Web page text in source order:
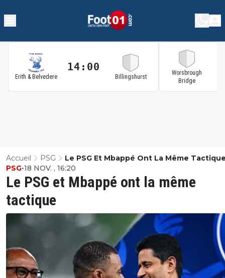
Erith & Belvedere
14:00
Billingshurst
Worsbrough
Bridge
Accueil PSG Le PSG Et Mbappé Ont La Même
Le PSG et Mbappé ont la même
tactique
PSG•18 NOV. , 16:20